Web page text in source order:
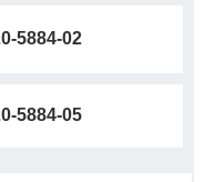
5884-02
5884-05